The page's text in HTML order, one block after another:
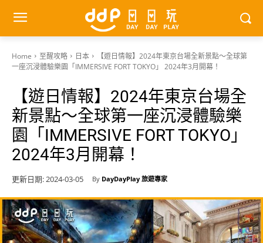
Home 至醒攻略 日本
【遊日情報】2024年東京台場全新景點～全球第
一座沉浸體驗樂園「IMMERSIVE FORT TOKYO」 2024年3月開幕！
【遊日情報】2024年東京台場全
新景點～全球第一座沉浸體驗樂
園「IMMERSIVE FORT TOKYO」
2024年3月開幕！
更新日期:2024-03-05 By DayDayPlay 旅遊專家